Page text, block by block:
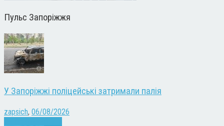
Пульс Запоріжжя
У Запоріжжі поліцейські затримали палія
zapsich, 06/08/2026